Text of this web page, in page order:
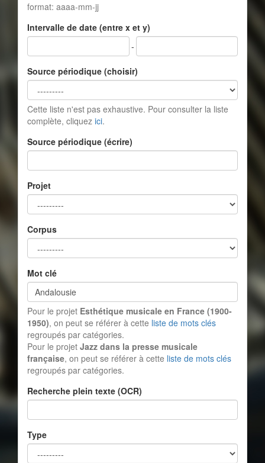
format: aaaa-mm-jj
Intervalle de date (entre x et y)
-
Source périodique (choisir)
Cette liste n'est pas exhaustive. Pour consulter la liste
complète, cliquez ici.
Source périodique (écrire)
Projet
Corpus
Mot clé
Pour le projet Esthétique musicale en France (1900-
1950), on peut se référer à cette liste de mots clés
regroupés par catégories.
Pour le projet Jazz dans la presse musicale
française, on peut se référer à cette liste de mots clés
regroupés par catégories.
Recherche plein texte (OCR)
Type